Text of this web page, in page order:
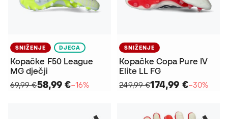
SNIŽENJE DJECA
Kopačke F50 League
MG dječji
69,99 €58,99 €−16%
SNIŽENJE
Kopačke Copa Pure IV
Elite LL FG
249,99 €174,99 €−30%